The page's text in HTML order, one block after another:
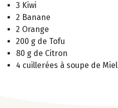
3 Kiwi
2 Banane
2 Orange
200 g de Tofu
80 g de Citron
4 cuillerées à soupe de Miel